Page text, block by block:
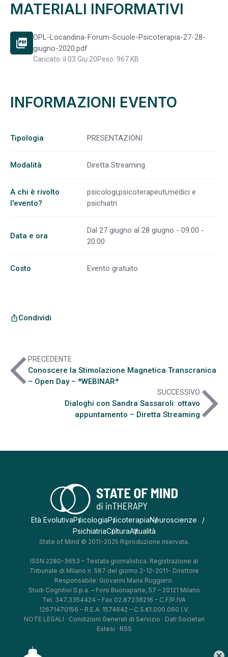
MATERIALI INFORMATIVI
picture_as_pdf
OPL-Locandina-Forum-Scuole-Psicoterapia-27-28-
giugno-2020.pdf
Caricato: il 03 Giu 20Peso: 967 KB
INFORMAZIONI EVENTO
Tipologia PRESENTAZIONI
Modalità Diretta Streaming
A chi è rivolto
l'evento?
psicologi,psicoterapeuti,medici e
psichiatri
Data e ora
Dal 27 giugno al 28 giugno - 09:00 -
20:00
Costo Evento gratuito
ios_shareCondividi
arrow_back_iosPRECEDENTE
Conoscere la Stimolazione Magnetica Transcranica
– Open Day – *WEBINAR*
SUCCESSIVO
Dialoghi con Sandra Sassaroli: ottavo
appuntamento – Diretta Streamingarrow_forward_ios
Età EvolutivaPsicologiaPsicoterapiaNeuroscienze
PsichiatriaCulturaAttualità
State of Mind © 2011-2025 Riproduzione riservata.
ISSN 2280-3653 – Testata giornalistica. Registrazione al
Tribunale di Milano n. 587 del giorno 2-12-2011- Direttore
Responsabile: Giovanni Maria Ruggiero.
Studi Cognitivi S.p.a. – Foro Buonaparte, 57 – 20121 Milano
Tel. 347.3354424 – Fax 02.87238216 – C.F/P.IVA
12671470156 – R.E.A. 1574642 – C.S.€1.000.060 I.V.
NOTE LEGALI · Condizioni Generali di Servizio · Dati Societari
Estesi · RSS